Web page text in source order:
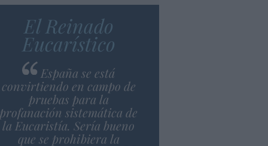
El Reinado
Eucarístico
España se está
convirtiendo en campo de
pruebas para la
profanación sistemática de
la Eucaristía. Sería bueno
que se prohibiera la